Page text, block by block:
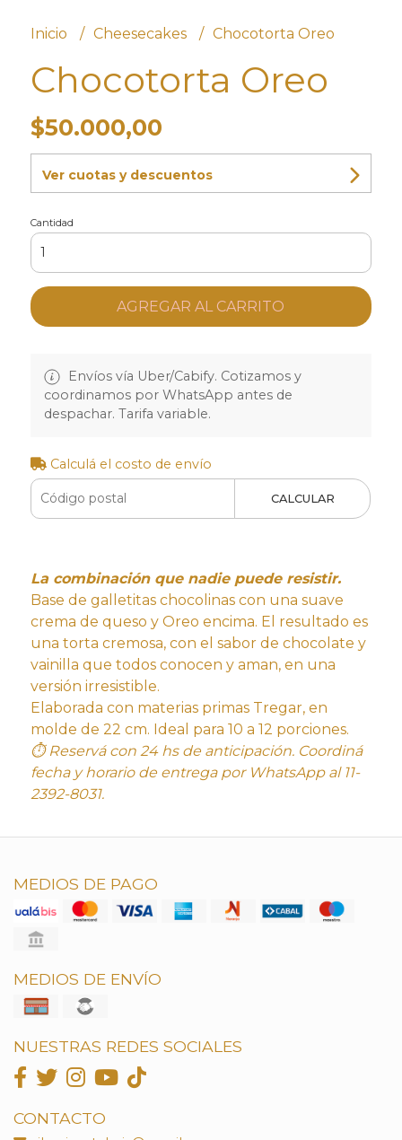
Inicio Cheesecakes Chocotorta Oreo
Chocotorta Oreo
$50.000,00
Ver cuotas y descuentos
Cantidad
AGREGAR AL CARRITO
Envíos vía Uber/Cabify. Cotizamos y
coordinamos por WhatsApp antes de
despachar. Tarifa variable.
Calculá el costo de envío
CALCULAR
La combinación que nadie puede resistir.
Base de galletitas chocolinas con una suave
crema de queso y Oreo encima. El resultado es
una torta cremosa, con el sabor de chocolate y
vainilla que todos conocen y aman, en una
versión irresistible.
Elaborada con materias primas Tregar, en
molde de 22 cm. Ideal para 10 a 12 porciones.
⏱ Reservá con 24 hs de anticipación. Coordiná
fecha y horario de entrega por WhatsApp al 11-
2392-8031.
MEDIOS DE PAGO
MEDIOS DE ENVÍO
NUESTRAS REDES SOCIALES
CONTACTO